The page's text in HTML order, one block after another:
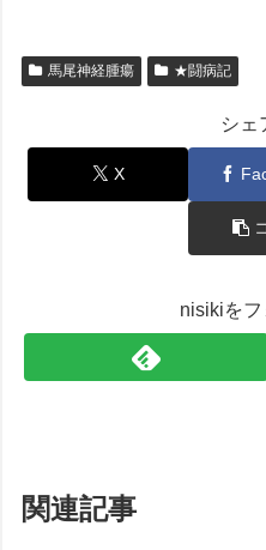
馬尾神経腫瘍 ★闘病記
シェ
X
nisikiをフ
関連記事